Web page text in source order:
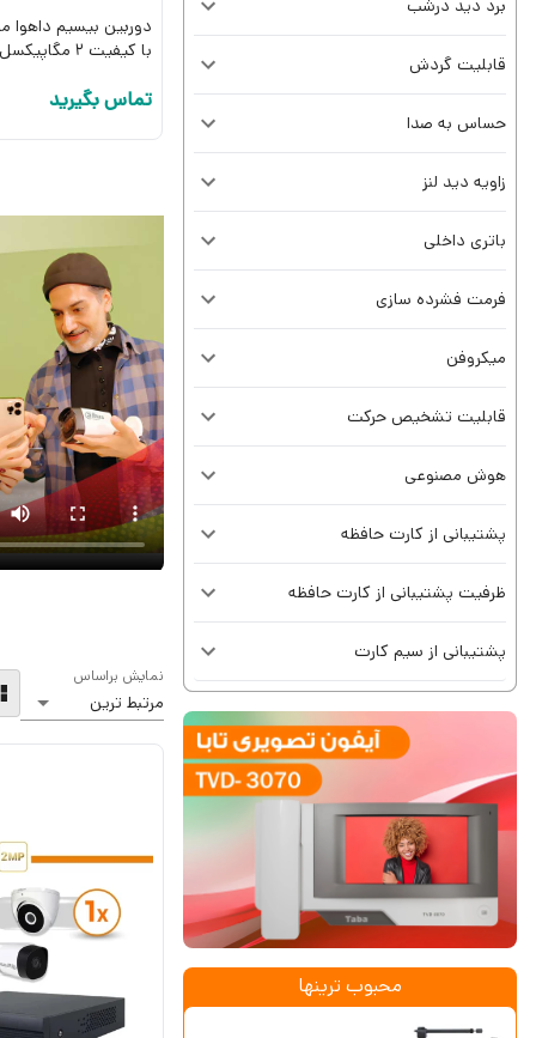
برد دید درشب
قابلیت گردش
حساس به صدا
زاویه دید لنز
باتری داخلی
فرمت فشرده سازی
میکروفن
قابلیت تشخیص حرکت
هوش مصنوعی
پشتیبانی از کارت حافظه
ظرفیت پشتیبانی از کارت حافظه
پشتیبانی از سیم کارت
محبوب ترینها
با کیفیت 2 مگاپیکسل
تماس بگیرید
نمایش براساس